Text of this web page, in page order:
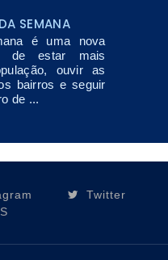
SEMANA
é uma nova
de estar mais
ouvir as
bairros e seguir
de ...
Twitter